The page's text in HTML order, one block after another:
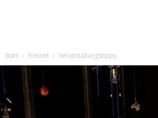
Start Freizeit Veranstaltungstipps